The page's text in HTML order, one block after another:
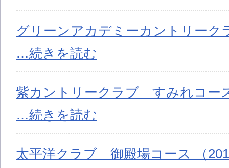
グリーンアカデミーカントリーク
…続きを読む
紫カントリークラブ すみれコー
…続きを読む
太平洋クラブ 御殿場コース （